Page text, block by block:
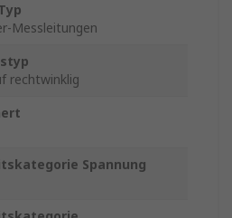
Messleitungen
rechtwinklig
Spannung